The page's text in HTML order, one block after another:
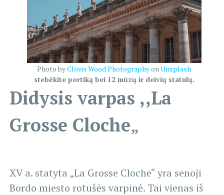
Photo byClovis Wood PhotographyonUnsplash
stebėkite portiką bei 12 mūzų ir deivių statulų.
Didysis varpas ,,La
Grosse Cloche„
XV a. statyta „La Grosse Cloche“ yra senoji
Bordo miesto rotušės varpinė. Tai vienas iš